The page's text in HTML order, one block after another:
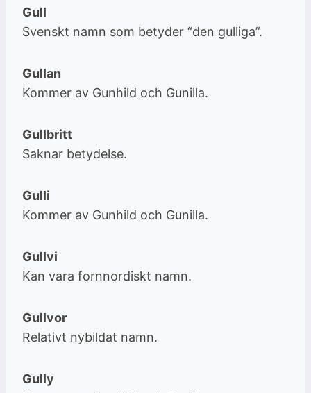
Gull
Svenskt namn som betyder “den gulliga”.
Gullan
Kommer av Gunhild och Gunilla.
Gullbritt
Saknar betydelse.
Gulli
Kommer av Gunhild och Gunilla.
Gullvi
Kan vara fornnordiskt namn.
Gullvor
Relativt nybildat namn.
Gully